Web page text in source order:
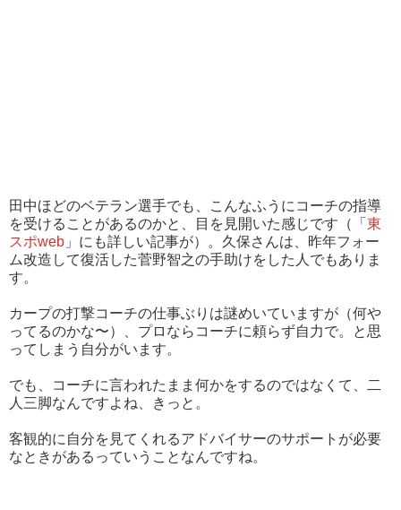
田中ほどのベテラン選手でも、こんなふうにコーチの指導
を受けることがあるのかと、目を見開いた感じです（「 東
スポweb 」にも詳しい記事が）。久保さんは、昨年フォー
ム改造して復活した菅野智之の手助けをした人でもありま
す。
カープの打撃コーチの仕事ぶりは謎めいていますが（何や
ってるのかな〜）、プロならコーチに頼らず自力で。と思
ってしまう自分がいます。
でも、コーチに言われたまま何かをするのではなくて、二
人三脚なんですよね、きっと。
客観的に自分を見てくれるアドバイサーのサポートが必要
なときがあるっていうことなんですね。